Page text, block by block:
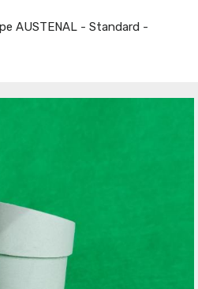
AUSTENAL - Standard -